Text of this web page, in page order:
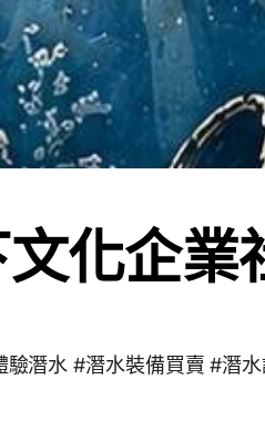
化企業
潛水 #潛水裝備買賣 #潛